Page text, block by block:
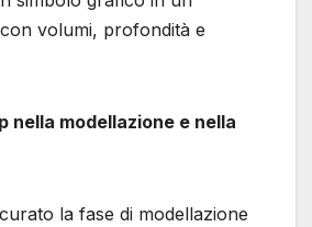
volumi, profondità e
nella modellazione e nella
la fase di modellazione